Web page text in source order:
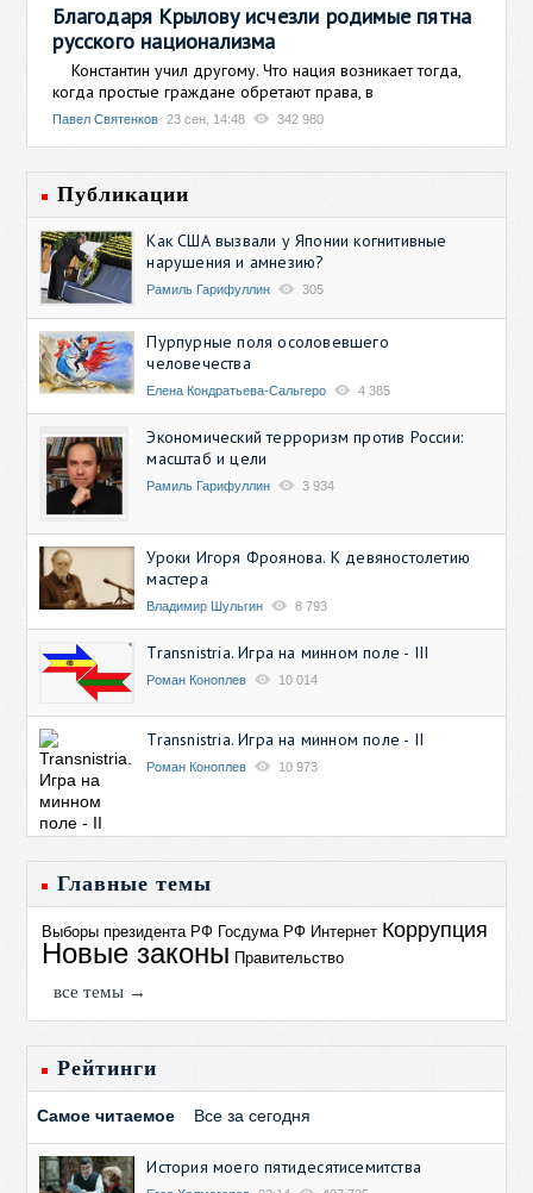
Благодаря Крылову исчезли родимые пятна
русского национализма
Константин учил другому. Что нация возникает тогда,
когда простые граждане обретают права, в
Павел Святенков 23 сен, 14:48 342 980
Публикации
Как США вызвали у Японии когнитивные
нарушения и амнезию?
Рамиль Гарифуллин 305
Пурпурные поля осоловевшего
человечества
Елена Кондратьева-Сальгеро 4 385
Экономический терроризм против России:
масштаб и цели
Рамиль Гарифуллин 3 934
Уроки Игоря Фроянова. К девяностолетию
мастера
Владимир Шульгин 8 793
Transnistria. Игра на минном поле - III
Роман Коноплев 10 014
Transnistria. Игра на минном поле - II
Роман Коноплев 10 973
Главные темы
Выборы президента РФ Госдума РФ Интернет Коррупция
Новые законы Правительство
все темы →
Рейтинги
Самое читаемое Все за сегодня
История моего пятидесятисемитства